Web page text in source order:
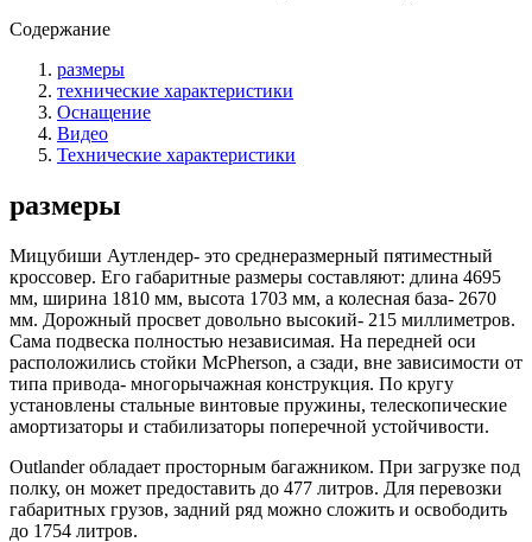
Содержание
размеры
технические характеристики
Оснащение
Видео
Технические характеристики
размеры
Мицубиши Аутлендер- это среднеразмерный пятиместный
кроссовер. Его габаритные размеры составляют: длина 4695
мм, ширина 1810 мм, высота 1703 мм, а колесная база- 2670
мм. Дорожный просвет довольно высокий- 215 миллиметров.
Сама подвеска полностью независимая. На передней оси
расположились стойки McPherson, а сзади, вне зависимости от
типа привода- многорычажная конструкция. По кругу
установлены стальные винтовые пружины, телескопические
амортизаторы и стабилизаторы поперечной устойчивости.
Outlander обладает просторным багажником. При загрузке под
полку, он может предоставить до 477 литров. Для перевозки
габаритных грузов, задний ряд можно сложить и освободить
до 1754 литров.